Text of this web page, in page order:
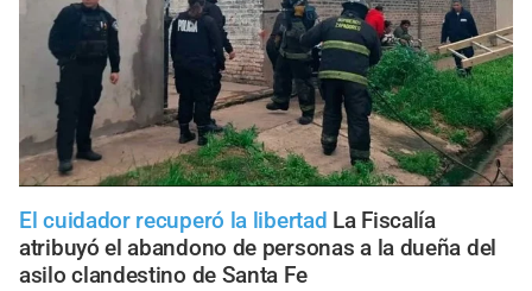
El cuidador recuperó la libertad La Fiscalía
atribuyó el abandono de personas a la dueña del
asilo clandestino de Santa Fe